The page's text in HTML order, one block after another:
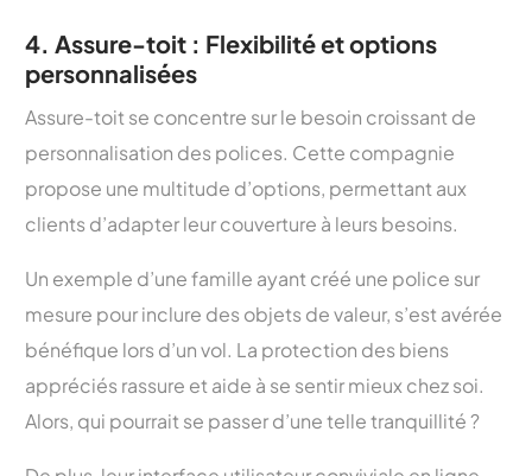
4. Assure-toit : Flexibilité et options
personnalisées
Assure-toit se concentre sur le besoin croissant de
personnalisation des polices. Cette compagnie
propose une multitude d’options, permettant aux
clients d’adapter leur couverture à leurs besoins.
Un exemple d’une famille ayant créé une police sur
mesure pour inclure des objets de valeur, s’est avérée
bénéfique lors d’un vol. La protection des biens
appréciés rassure et aide à se sentir mieux chez soi.
Alors, qui pourrait se passer d’une telle tranquillité ?